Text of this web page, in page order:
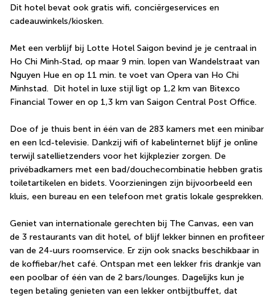
Dit hotel bevat ook gratis wifi, conciërgeservices en
cadeauwinkels/kiosken.
Met een verblijf bij Lotte Hotel Saigon bevind je je centraal in
Ho Chi Minh-Stad, op maar 9 min. lopen van Wandelstraat van
Nguyen Hue en op 11 min. te voet van Opera van Ho Chi
Minhstad.  Dit hotel in luxe stijl ligt op 1,2 km van Bitexco
Financial Tower en op 1,3 km van Saigon Central Post Office.
Doe of je thuis bent in één van de 283 kamers met een minibar
en een lcd-televisie. Dankzij wifi of kabelinternet blijf je online
terwijl satellietzenders voor het kijkplezier zorgen. De
privébadkamers met een bad/douchecombinatie hebben gratis
toiletartikelen en bidets. Voorzieningen zijn bijvoorbeeld een
kluis, een bureau en een telefoon met gratis lokale gesprekken.
Geniet van internationale gerechten bij The Canvas, een van
de 3 restaurants van dit hotel, of blijf lekker binnen en profiteer
van de 24-uurs roomservice. Er zijn ook snacks beschikbaar in
de koffiebar/het café. Ontspan met een lekker fris drankje van
een poolbar of één van de 2 bars/lounges. Dagelijks kun je
tegen betaling genieten van een lekker ontbijtbuffet, dat